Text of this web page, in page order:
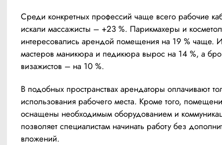
Среди конкретных профессий чаще всего рабочие
искали массажисты – +23 %. Парикмахеры и
интересовались арендой помещения на 19 % чаще.
мастеров маникюра и педикюра вырос на 14 %, а
визажистов – на 10 %.
В подобных пространствах арендаторы оплачивают
использования рабочего места. Кроме того,
оснащены необходимым оборудованием и
позволяет специалистам начинать работу без
вложений.